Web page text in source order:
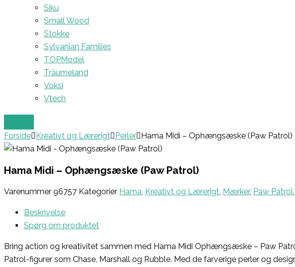
Siku
Small Wood
Stokke
Sylvanian Families
TOPModel
Träumeland
Voksi
Vtech
Forside Kreativt og Lærerigt Perler Hama Midi – Ophængsæske (Paw Patrol)
Hama Midi – Ophængsæske (Paw Patrol)
Varenummer 96757 Kategorier Hama, Kreativt og Lærerigt, Mærker, Paw Patrol,
Beskrivelse
Spørg om produktet
Bring action og kreativitet sammen med Hama Midi Ophængsæske – Paw
Patrol-figurer som Chase, Marshall og Rubble. Med de farverige perler og